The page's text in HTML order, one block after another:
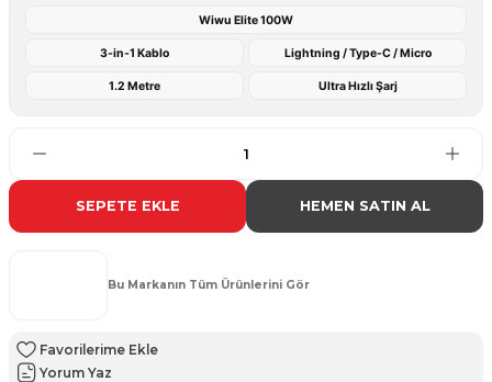
Wiwu Elite 100W
3-in-1 Kablo Lightning / Type-C / Micro
1.2 Metre Ultra Hızlı Şarj
SEPETE EKLE HEMEN SATIN AL
Bu Markanın Tüm Ürünlerini Gör
Yorum Yaz